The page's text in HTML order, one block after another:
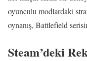
oyunculu modlardaki
oynanış, Battlefield
Steam’deki